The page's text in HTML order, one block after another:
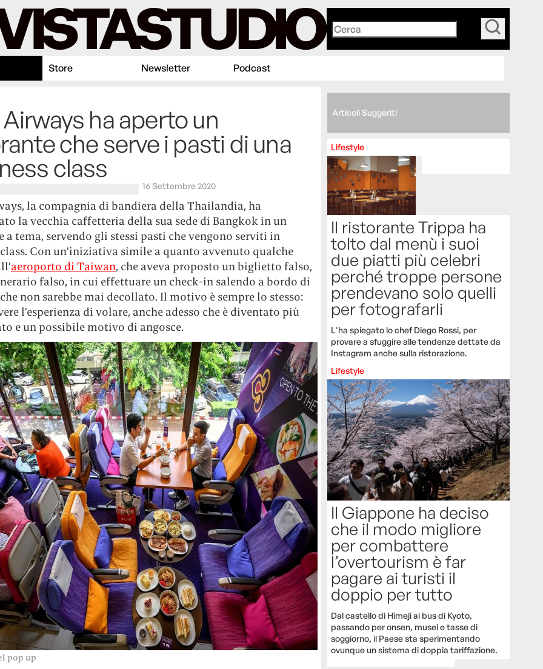
Store Newsletter Podcast
ha aperto un
che serve i pasti di una
class
16 Settembre 2020
la compagnia di bandiera della Thailandia, ha
la vecchia caffetteria della sua sede di Bangkok in un
a tema, servendo gli stessi pasti che vengono serviti in
Con un’iniziativa simile a quanto avvenuto qualche
aeroporto di Taiwan, che aveva proposto un biglietto falso,
falso, in cui effettuare un check-in salendo a bordo di
non sarebbe mai decollato. Il motivo è sempre lo stesso:
l’esperienza di volare, anche adesso che è diventato più
e un possibile motivo di angosce.
pop up
Articoli Suggeriti
Lifestyle
Il ristorante Trippa ha
tolto dal menù i suoi
due piatti più celebri
perché troppe persone
prendevano solo quelli
per fotografarli
L'ha spiegato lo chef Diego Rossi, per
provare a sfuggire alle tendenze dettate da
Instagram anche sulla ristorazione.
Lifestyle
Il Giappone ha deciso
che il modo migliore
per combattere
l’overtourism è far
pagare ai turisti il
doppio per tutto
Dal castello di Himeji ai bus di Kyoto,
passando per onsen, musei e tasse di
soggiorno, il Paese sta sperimentando
ovunque un sistema di doppia tariffazione.